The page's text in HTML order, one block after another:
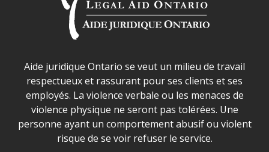
Déclaration sur la sécurité dans les locaux d'AJO.
Aide juridique Ontario se veut un milieu de travail
respectueux et rassurant pour ses clients et ses
employés. La violence verbale ou les menaces de
violence physique ne seront pas tolérées. Une
personne ayant un comportement abusif ou violent
risque de se voir refuser le service.